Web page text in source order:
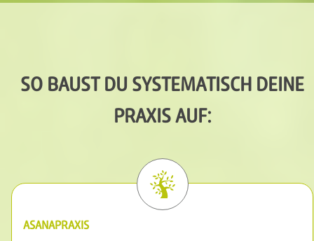
SO BAUST DU SYSTEMATISCH DEINE
PRAXIS AUF:
ASANAPRAXIS